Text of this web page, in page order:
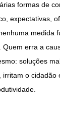
formas de
expectativas,
medida
Quem erra a
soluções
irritam o cidadão